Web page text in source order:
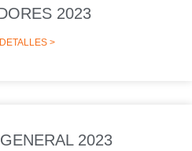
2023
>
2023